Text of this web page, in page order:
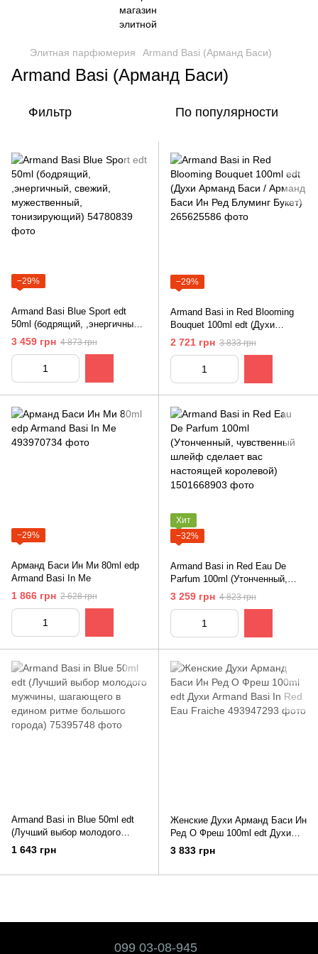
Элитная парфюмерия Armand Basi (Арманд Баси)
Armand Basi (Арманд Баси)
Фильтр По популярности
−29%
Armand Basi Blue Sport edt
50ml (бодрящий, ,энергичный,
свежий, мужественный,
тонизирующий)
3 459 грн 4 873 грн
−29%
Armand Basi in Red Blooming
Bouquet 100ml edt (Духи
Арманд Баси / Арманд Баси
Ин Ред Блуминг Букет)
2 721 грн 3 833 грн
−29%
Арманд Баси Ин Ми 80ml edp
Armand Basi In Me
1 866 грн 2 628 грн
Хит
−32%
Armand Basi in Red Eau De
Parfum 100ml (Утонченный,
чувственный шлейф сделает
вас настоящей королевой)
3 259 грн 4 823 грн
Armand Basi in Blue 50ml edt
(Лучший выбор молодого
мужчины, шагающего в
едином ритме большого
1 643 грн
Женские Духи Арманд Баси Ин
Ред О Фреш 100ml edt Духи
Armand Basi In Red Eau Fraiche
3 833 грн
099 03-08-945